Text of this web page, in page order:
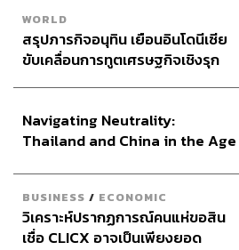
WORLD
สรุปภารกิจอนุทิน เยือนอินโดนีเซีย
ขับเคลื่อนการทูตเศรษฐกิจเชิงรุก
Navigating Neutrality:
Thailand and China in the Age
BUSINESS / ECONOMIC
วิเคราะห์ปรากฏการณ์คนแห่ขอสิน
เชื่อ CLICX อาจเป็นเพียงยอด